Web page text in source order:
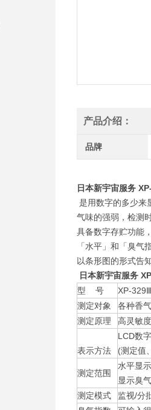
产品介绍：
品牌
日本新宇宙服务
是用数字的多少来
气味的强弱，检测
具备数字存贮功能
「水平」和「臭气
以条形图的形式告
日本新宇宙服务
型 号
XP-
测定对象
各种香
测定原理
高灵敏
表示方法
LCD数
(测定值
测定范围
水平显
显示臭
测定模式
监视/分